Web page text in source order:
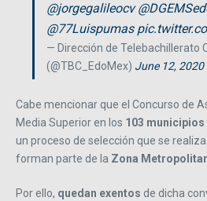
@jorgegalileocv
@77Luispumas
— Dirección de Telebachillerato
(@TBC_EdoMex) June 12, 2020
Cabe mencionar que el Concurso de
Media Superior en los 103
un proceso de selección que se
forman parte de la Zona
Por ello, quedan exentos de dicha